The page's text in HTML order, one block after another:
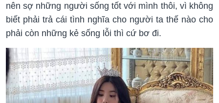
nên sợ những người sống tốt với mình thôi, vì không
biết phải trả cái tình nghĩa cho người ta thế nào cho
phải còn những kẻ sống lỗi thì cứ bơ đi.